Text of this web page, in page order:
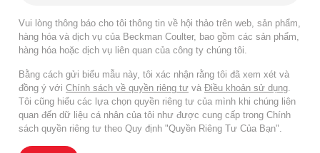
Vui lòng thông báo cho tôi thông tin về hội thảo trên web, sản phẩm,
hàng hóa và dịch vụ của Beckman Coulter, bao gồm các sản phẩm,
hàng hóa hoặc dịch vụ liên quan của công ty chúng tôi.
Bằng cách gửi biểu mẫu này, tôi xác nhận rằng tôi đã xem xét và
đồng ý với Chính sách về quyền riêng tư và Điều khoản sử dụng.
Tôi cũng hiểu các lựa chọn quyền riêng tư của mình khi chúng liên
quan đến dữ liệu cá nhân của tôi như được cung cấp trong Chính
sách quyền riêng tư theo Quy định "Quyền Riêng Tư Của Bạn".